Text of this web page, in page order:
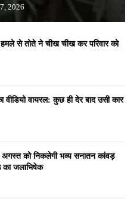
2026
हमले से तोते ने चीख चीख कर परिवार को
वीडियो वायरल: कुछ ही देर बाद उसी कार
को निकलेगी भव्य सनातन कांवड़
का जलाभिषेक